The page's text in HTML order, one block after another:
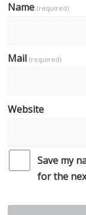
Name(required)
Mail(required)
Website
Save my
for the